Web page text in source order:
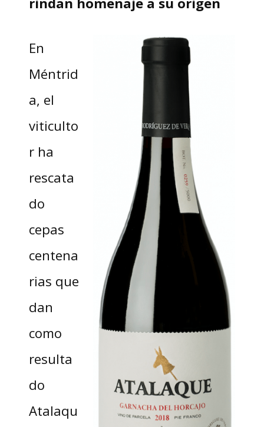
En
Méntrid
a, el
viticulto
r ha
rescata
do
cepas
centena
rias que
dan
como
resulta
do
Atalaqu